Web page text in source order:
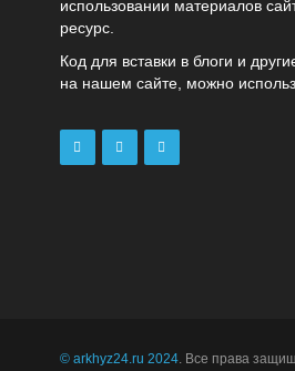
использовании материалов
ресурс.
Код для вставки в блоги и
на нашем сайте, можно
© arkhyz24.ru 2024. Все права